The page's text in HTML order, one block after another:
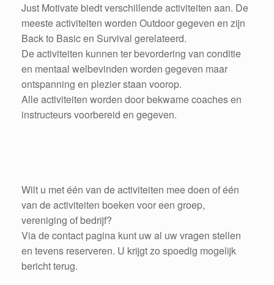
Just Motivate biedt verschillende activiteiten aan. De
meeste activiteiten worden Outdoor gegeven en zijn
Back to Basic en Survival gerelateerd.
De activiteiten kunnen ter bevordering van conditie
en mentaal welbevinden worden gegeven maar
ontspanning en plezier staan voorop.
Alle activiteiten worden door bekwame coaches en
instructeurs voorbereid en gegeven.
Wilt u met één van de activiteiten mee doen of één
van de activiteiten boeken voor een groep,
vereniging of bedrijf?
Via de contact pagina kunt uw al uw vragen stellen
en tevens reserveren. U krijgt zo spoedig mogelijk
bericht terug.